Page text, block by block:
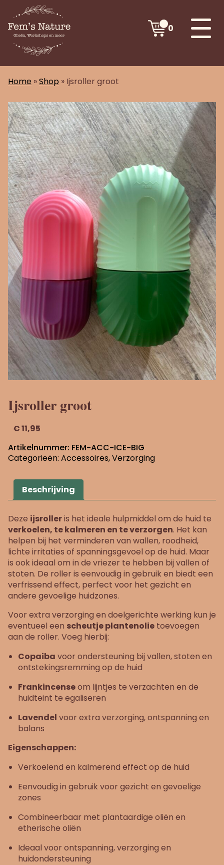
0
Home »Shop » Ijsroller groot
Ijsroller groot
€11,95
Artikelnummer: FEM-ACC-ICE-BIG
Categorieën: Accessoires,Verzorging
Beschrijving
Deze ijsrolleris het ideale hulpmiddel om de huid te
verkoelen, te kalmeren en te verzorgen. Het kan
helpen bij het verminderen van wallen, roodheid,
lichte irritaties of spanningsgevoel op de huid. Maar
is ook ideaal om in de vriezer te hebben bij vallen of
stoten. De roller is eenvoudig in gebruik en biedt een
verfrissend effect, perfect voor het gezicht en
andere gevoelige huidzones.
Voor extra verzorging en doelgerichte werking kun je
eventueel een scheutje plantenolie toevoegen
aan de roller. Voeg hierbij:
Copaiba voor ondersteuning bij vallen, stoten en
ontstekingsremming op de huid
Frankincenseom lijntjes te verzachten en de
huidteint te egaliseren
Lavendel voor extra verzorging, ontspanning en
balans
Eigenschappen:
Verkoelend en kalmerend effect op de huid
Eenvoudig in gebruik voor gezicht en gevoelige
zones
Combineerbaar met plantaardige oliën en
etherische oliën
Ideaal voor ontspanning, verzorging en
huidondersteuning